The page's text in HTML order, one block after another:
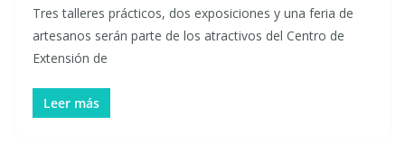
Tres talleres prácticos, dos exposiciones y una feria de
artesanos serán parte de los atractivos del Centro de
Extensión de
Leer más